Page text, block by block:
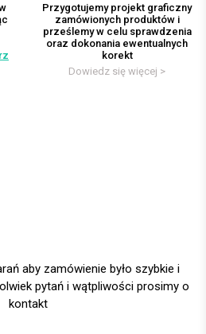
Przygotujemy projekt graficzny
zamówionych produktów i
prześlemy w celu sprawdzenia
oraz dokonania ewentualnych
korekt
Dowiedz się więcej >
aby zamówienie było szybkie i
pytań i wątpliwości prosimy o
kontakt